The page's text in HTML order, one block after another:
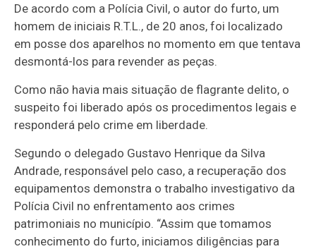
De acordo com a Polícia Civil, o autor do furto, um
homem de iniciais R.T.L., de 20 anos, foi localizado
em posse dos aparelhos no momento em que tentava
desmontá-los para revender as peças.
Como não havia mais situação de flagrante delito, o
suspeito foi liberado após os procedimentos legais e
responderá pelo crime em liberdade.
Segundo o delegado Gustavo Henrique da Silva
Andrade, responsável pelo caso, a recuperação dos
equipamentos demonstra o trabalho investigativo da
Polícia Civil no enfrentamento aos crimes
patrimoniais no município. “Assim que tomamos
conhecimento do furto, iniciamos diligências para